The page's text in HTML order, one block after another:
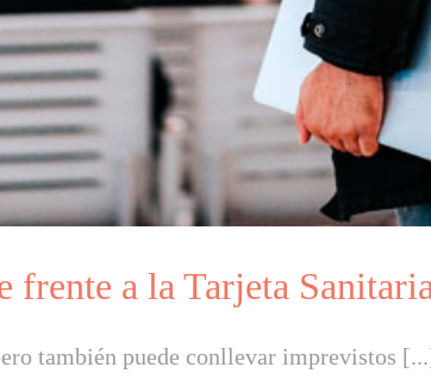
frente a la Tarjeta
también puede conllevar imprevistos